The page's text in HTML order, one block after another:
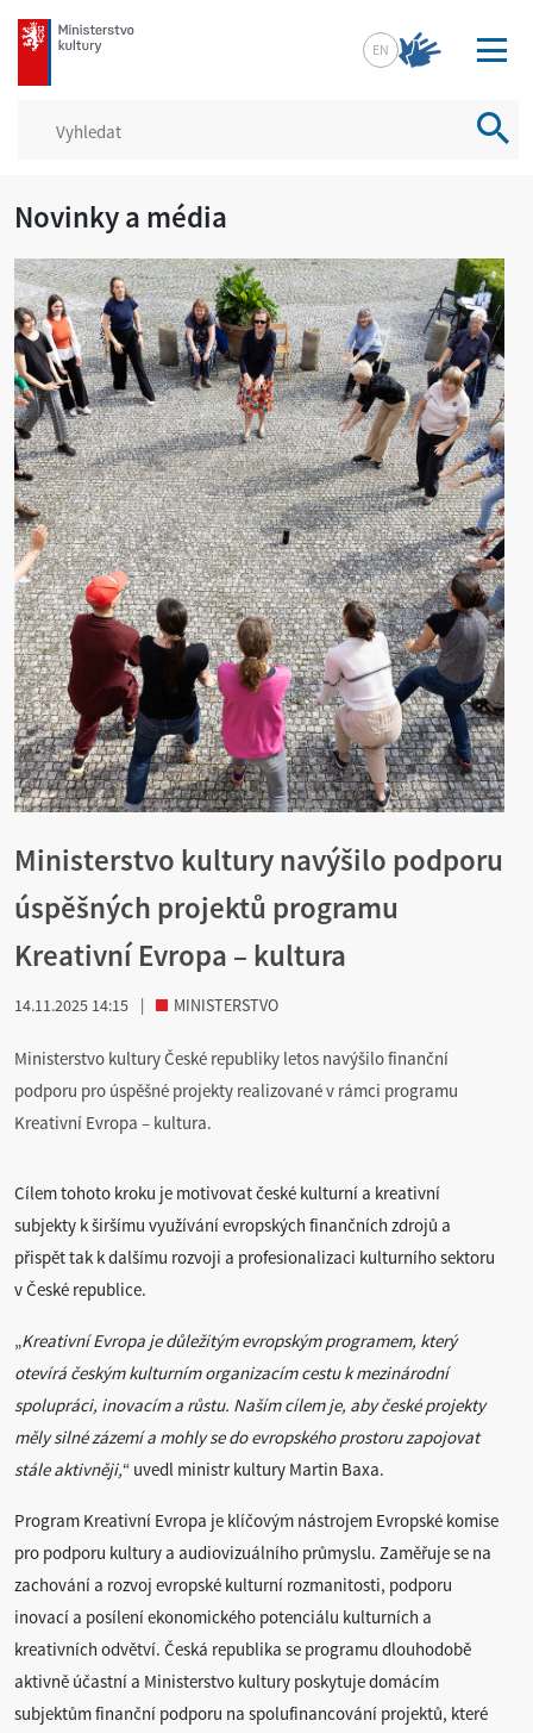
mkcr.cz
EN
Novinky a média
Ministerstvo kultury navýšilo podporu
úspěšných projektů programu
Kreativní Evropa – kultura
14.11.2025 14:15 | MINISTERSTVO
Ministerstvo kultury České republiky letos navýšilo finanční
podporu pro úspěšné projekty realizované v rámci programu
Kreativní Evropa – kultura.
Cílem tohoto kroku je motivovat české kulturní a kreativní
subjekty k širšímu využívání evropských finančních zdrojů a
přispět tak k dalšímu rozvoji a profesionalizaci kulturního sektoru
v České republice.
„Kreativní Evropa je důležitým evropským programem, který
otevírá českým kulturním organizacím cestu k mezinárodní
spolupráci, inovacím a růstu. Naším cílem je, aby české projekty
měly silné zázemí a mohly se do evropského prostoru zapojovat
stále aktivněji,“ uvedl ministr kultury Martin Baxa.
Program Kreativní Evropa je klíčovým nástrojem Evropské komise
pro podporu kultury a audiovizuálního průmyslu. Zaměřuje se na
zachování a rozvoj evropské kulturní rozmanitosti, podporu
inovací a posílení ekonomického potenciálu kulturních a
kreativních odvětví. Česká republika se programu dlouhodobě
aktivně účastní a Ministerstvo kultury poskytuje domácím
subjektům finanční podporu na spolufinancování projektů, které